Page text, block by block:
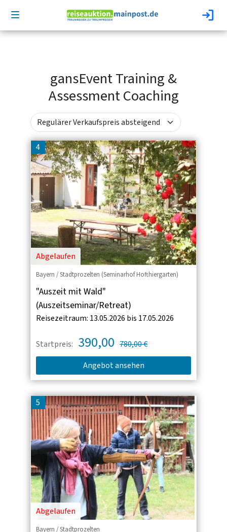
gansEvent Training &
Assessment Coaching
4
Abgelaufen
Bayern / Stadtprozelten (Seminarhof Hofthiergarten)
"Auszeit mit Wald"
(Auszeitseminar/Retreat)
Reisezeitraum: 13.05.2026 bis 17.05.2026
Startpreis: 390,00 780,00 €
Angebot ansehen
5
Abgelaufen
Bayern / Stadtprozelten